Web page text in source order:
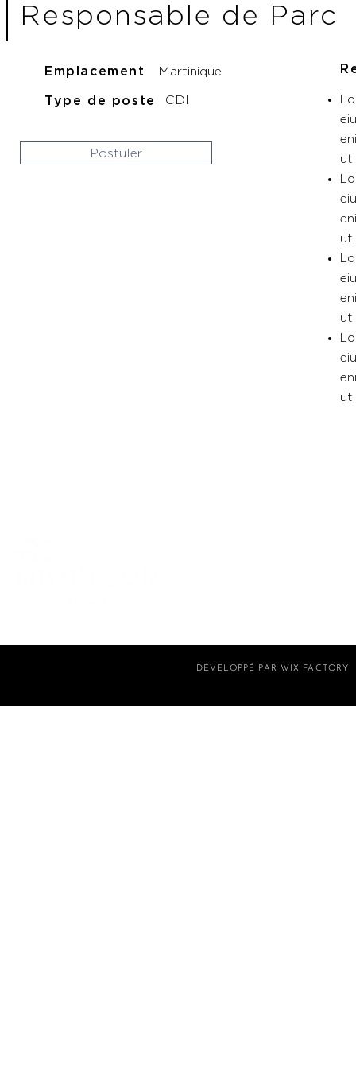
Responsable de Parc
Emplacement Martinique
Type de poste CDI
Postuler
ut
ut
ut
ut
DÉVELOPPÉ PAR WIX FACTORY